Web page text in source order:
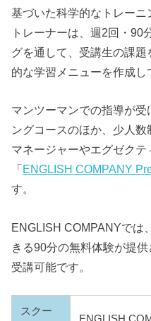
基づいた科学的なトレー
トレーナーは、週2回・90
グを通して、受講生の課
的な学習メニューを作成し
マンツーマンでの指導が
ングコースのほか、少人数
マネージャーやエグゼク
「ENGLISH COMPANY
す。
ENGLISH COMPANYでは
きる90分の無料体験が提
受講可能です。
スクー